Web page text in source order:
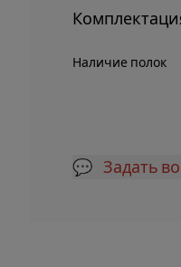
Наличие полок
💬 Задать